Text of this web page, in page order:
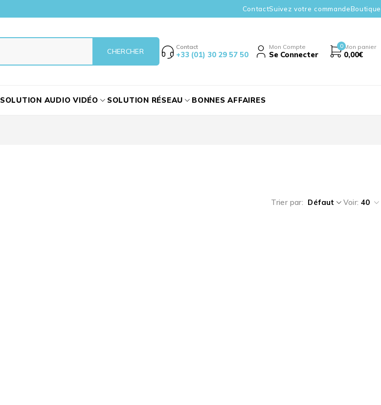
ContactSuivez votre commandeBoutique
Contact
+33 (01) 30 29 57 50
Mon Compte
Se Connecter
0 Mon panier
0,00€
SOLUTION AUDIO VIDÉO SOLUTION RÉSEAU BONNES AFFAIRES
Trier par Défaut Voir: 40